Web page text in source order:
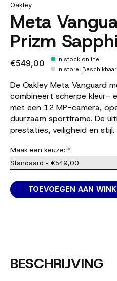
Oakley
Meta
Prizm
€549,00
In stock online
In store:
De Oakley Meta Vanguard
combineert scherpe kleur-
met een 12 MP-camera,
duurzaam sportframe. De
prestaties, veiligheid en stijl.
Maak een keuze: *
TOEVOEGEN AAN
BESCHRIJVING